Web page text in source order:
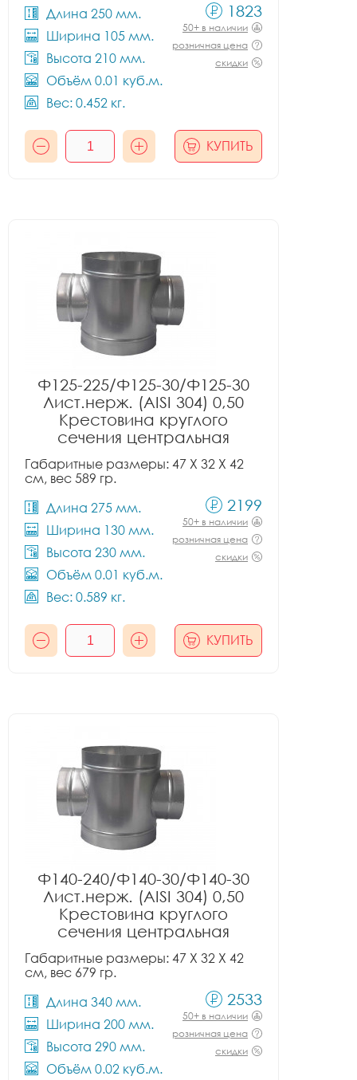
Длина 250 мм.
Ширина 105 мм.
Высота 210 мм.
Объём 0.01 куб.м.
Вес: 0.452 кг.
1823
50+ в наличии
розничная цена
скидки
КУПИТЬ
Ф125-225/Ф125-30/Ф125-30
Лист.нерж. (AISI 304) 0,50
Крестовина круглого
сечения центральная
Габаритные размеры: 47 X 32 X 42
см, вес 589 гр.
Длина 275 мм.
Ширина 130 мм.
Высота 230 мм.
Объём 0.01 куб.м.
Вес: 0.589 кг.
2199
50+ в наличии
розничная цена
скидки
КУПИТЬ
Ф140-240/Ф140-30/Ф140-30
Лист.нерж. (AISI 304) 0,50
Крестовина круглого
сечения центральная
Габаритные размеры: 47 X 32 X 42
см, вес 679 гр.
Длина 340 мм.
Ширина 200 мм.
Высота 290 мм.
Объём 0.02 куб.м.
2533
50+ в наличии
розничная цена
скидки